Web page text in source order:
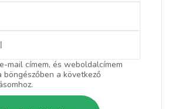
mail címem, és weboldalcímem
böngészőben a következő